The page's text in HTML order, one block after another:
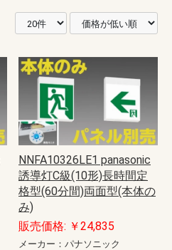
NNFA10326LE1 panasonic
誘導灯C級(10形)長時間定
格型(60分間)両面型(本体の
み)
販売価格: ￥24,835
メーカー：パナソニック